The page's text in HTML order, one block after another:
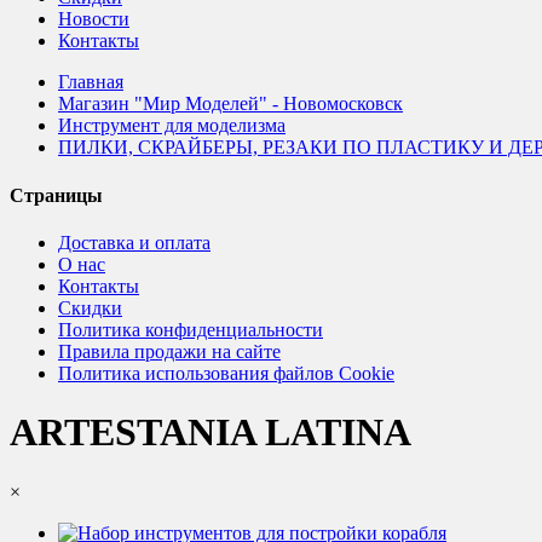
Новости
Контакты
Главная
Магазин "Мир Моделей" - Новомосковск
Инструмент для моделизма
ПИЛКИ, СКРАЙБЕРЫ, РЕЗАКИ ПО ПЛАСТИКУ И
Страницы
Доставка и оплата
О нас
Контакты
Скидки
Политика конфиденциальности
Правила продажи на сайте
Политика использования файлов Cookie
ARTESTANIA LATINA
×